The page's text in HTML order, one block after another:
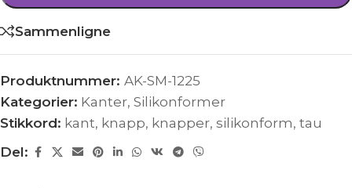
Sammenligne
Produktnummer: AK-SM-1225
Kategorier: Kanter, Silikonformer
Stikkord: kant, knapp, knapper, silikonform, tau
Del: